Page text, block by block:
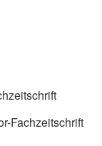
Fachzeitschrift